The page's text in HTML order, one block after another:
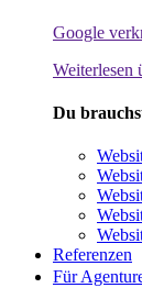
Google
Weiterlesen
Du
Referenzen
Für